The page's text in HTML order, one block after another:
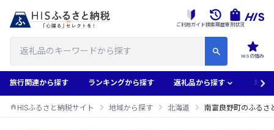
HISの強み
ご利用ガイド検索履歴寄附状況
旅行関連から探す ランキングから探す 返礼品から探す 地域
HISふるさと納税サイト 地域から探す 北海道 南富良野町のふるさ